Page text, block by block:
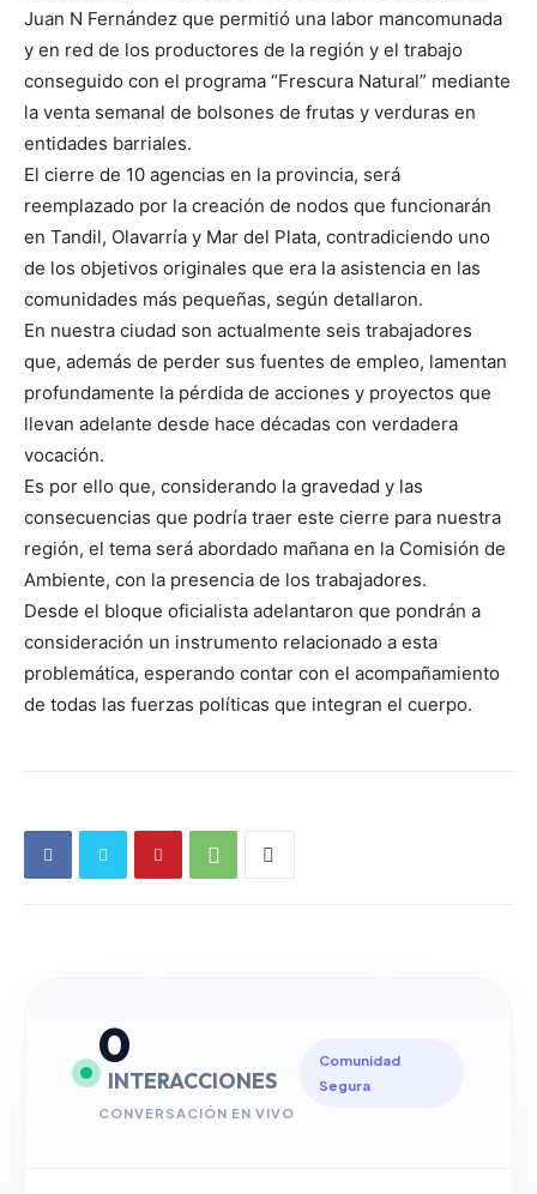
Juan N Fernández que permitió una labor mancomunada
y en red de los productores de la región y el trabajo
conseguido con el programa “Frescura Natural” mediante
la venta semanal de bolsones de frutas y verduras en
entidades barriales.
El cierre de 10 agencias en la provincia, será
reemplazado por la creación de nodos que funcionarán
en Tandil, Olavarría y Mar del Plata, contradiciendo uno
de los objetivos originales que era la asistencia en las
comunidades más pequeñas, según detallaron.
En nuestra ciudad son actualmente seis trabajadores
que, además de perder sus fuentes de empleo, lamentan
profundamente la pérdida de acciones y proyectos que
llevan adelante desde hace décadas con verdadera
vocación.
Es por ello que, considerando la gravedad y las
consecuencias que podría traer este cierre para nuestra
región, el tema será abordado mañana en la Comisión de
Ambiente, con la presencia de los trabajadores.
Desde el bloque oficialista adelantaron que pondrán a
consideración un instrumento relacionado a esta
problemática, esperando contar con el acompañamiento
de todas las fuerzas políticas que integran el cuerpo.
0
INTERACCIONES
CONVERSACIÓN EN VIVO
Comunidad
Segura